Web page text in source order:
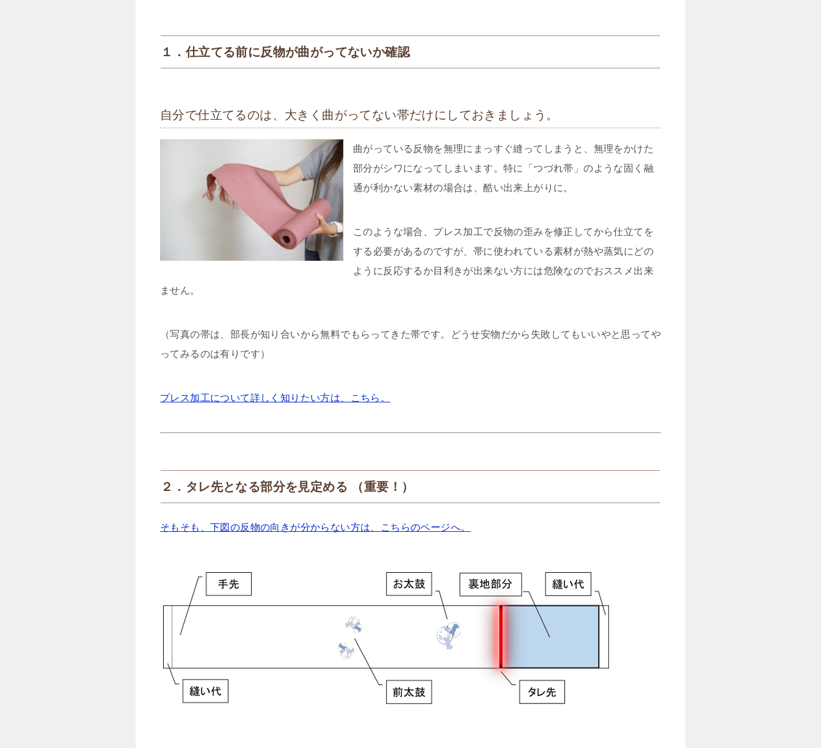
１．仕立てる前に反物が曲がってないか確認
自分で仕立てるのは、大きく曲がってない帯だけにしておきましょう。
曲がっている反物を無理にまっすぐ縫ってしまうと、無理をかけた
部分がシワになってしまいます。特に「つづれ帯」のような固く融
通が利かない素材の場合は、酷い出来上がりに。
このような場合、プレス加工で反物の歪みを修正してから仕立てを
する必要があるのですが、帯に使われている素材が熱や蒸気にどの
ように反応するか目利きが出来ない方には危険なのでおススメ出来
ません。
（写真の帯は、部長が知り合いから無料でもらってきた帯です。どうせ安物だから失敗してもいいやと思ってや
ってみるのは有りです）
プレス加工について詳しく知りたい方は、こちら。
２．タレ先となる部分を見定める （重要！）
そもそも、下図の反物の向きが分からない方は、こちらのページへ。